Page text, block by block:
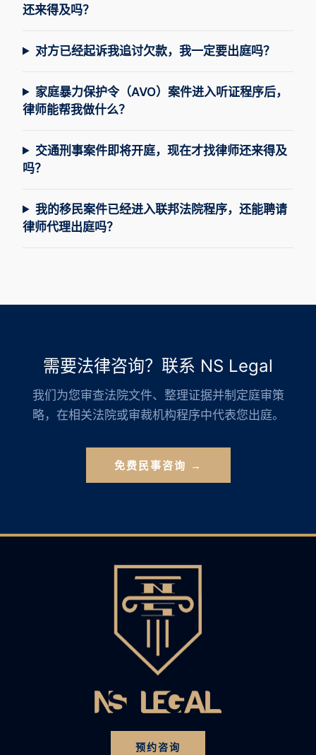
还来得及吗？
对方已经起诉我追讨欠款，我一定要出庭吗？
家庭暴力保护令（AVO）案件进入听证程序后，
律师能帮我做什么？
交通刑事案件即将开庭，现在才找律师还来得及
吗？
我的移民案件已经进入联邦法院程序，还能聘请
律师代理出庭吗？
需要法律咨询？联系 NS Legal
我们为您审查法院文件、整理证据并制定庭审策
略，在相关法院或审裁机构程序中代表您出庭。
免费民事咨询 →
预约咨询